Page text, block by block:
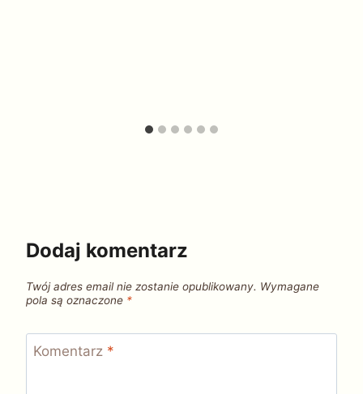
Dodaj komentarz
Twój adres email nie zostanie opublikowany. Wymagane
pola są oznaczone *
Komentarz *